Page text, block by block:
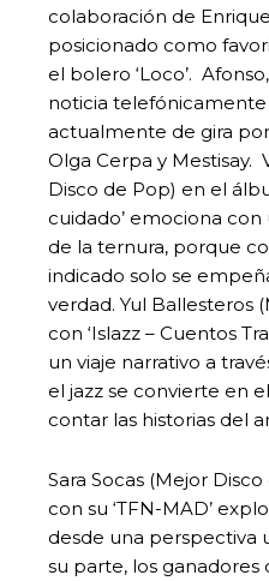
colaboración de
posicionado como
el bolero ‘Loco’.
noticia
actualmente de gira
Olga Cerpa y Mestisay.
Disco de Pop) en el
cuidado’ emociona
de la ternura, porque
indicado solo se
verdad. Yul Ballesteros
con ‘Islazz – Cuentos
un viaje narrativo a
el jazz se convierte en
contar las historias del
Sara Socas (Mejor
con su ‘TFN-MAD’
desde una perspectiva
su parte, los